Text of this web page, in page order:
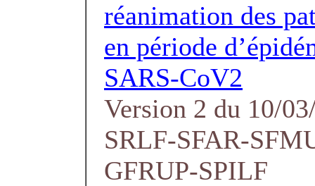
réanimation des
en période
SARS-CoV2
Version 2 du 10/
SRLF-SFAR-
GFRUP-SPILF